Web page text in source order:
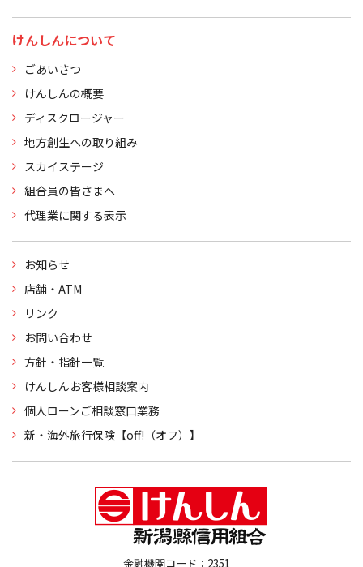
けんしんについて
ごあいさつ
けんしんの概要
ディスクロージャー
地方創生への取り組み
スカイステージ
組合員の皆さまへ
代理業に関する表示
お知らせ
店舗・ATM
リンク
お問い合わせ
方針・指針一覧
けんしんお客様相談案内
個人ローンご相談窓口業務
新・海外旅行保険【off!（オフ）】
金融機関コード：2351